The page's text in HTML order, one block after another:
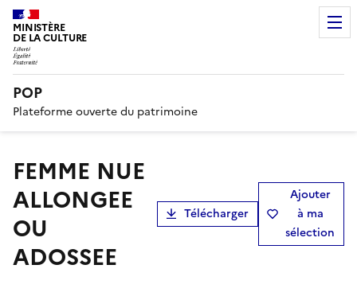
MINISTÈRE
DE LA CULTURE
POP
Plateforme ouverte du patrimoine
FEMME NUE
ALLONGEE
OU
ADOSSEE
Télécharger
Ajouter
à ma
sélection